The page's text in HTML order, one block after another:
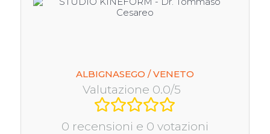
ALBIGNASEGO / VENETO
Valutazione 0.0/5
0 recensioni e 0 votazioni